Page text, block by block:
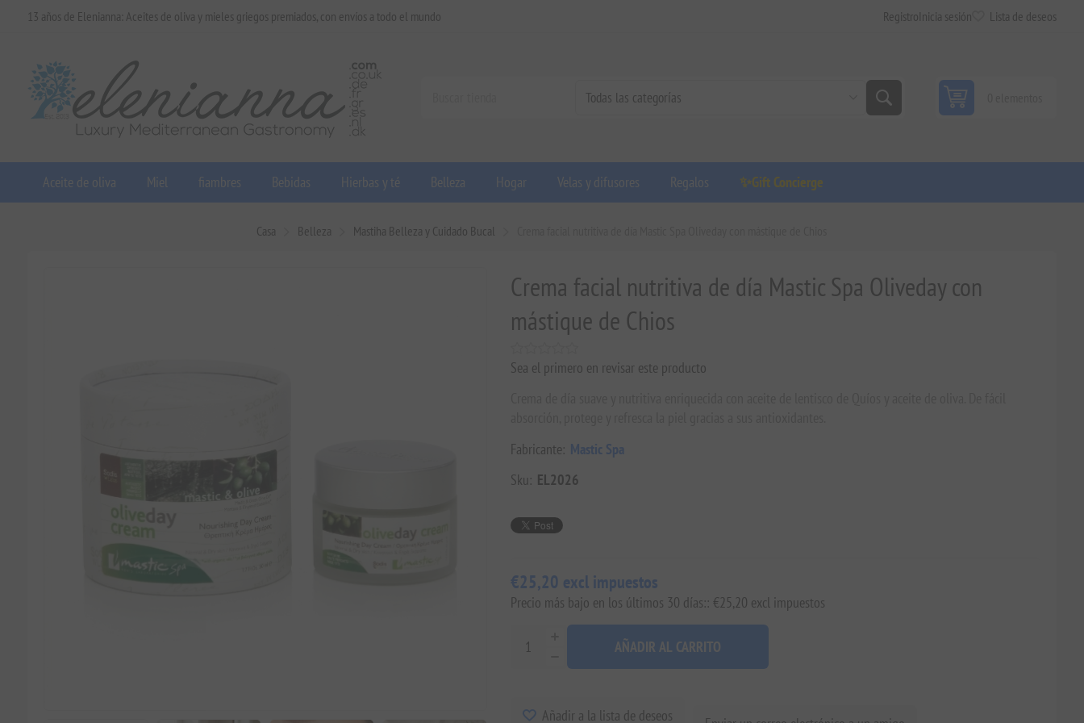
13 años de Elenianna: Aceites de oliva y mieles griegos premiados, con envíos a todo el mundo Registro Inicia sesión Lista de deseos
Aceite de oliva Miel fiambres Bebidas Hierbas y té Belleza Hogar Velas y difusores Regalos ✨Gift Concierge
Casa Belleza Mastiha Belleza y Cuidado Bucal
Crema facial nutritiva de día Mastic Spa Oliveday con
mástique de Chios
Sea el primero en revisar este producto
Fabricante: Mastic Spa
Sku: EL2026
€25,20 excl impuestos
Precio más bajo en los últimos 30 días:: €25,20 excl impuestos
AÑADIR AL CARRITO
Añadir a la lista de deseos